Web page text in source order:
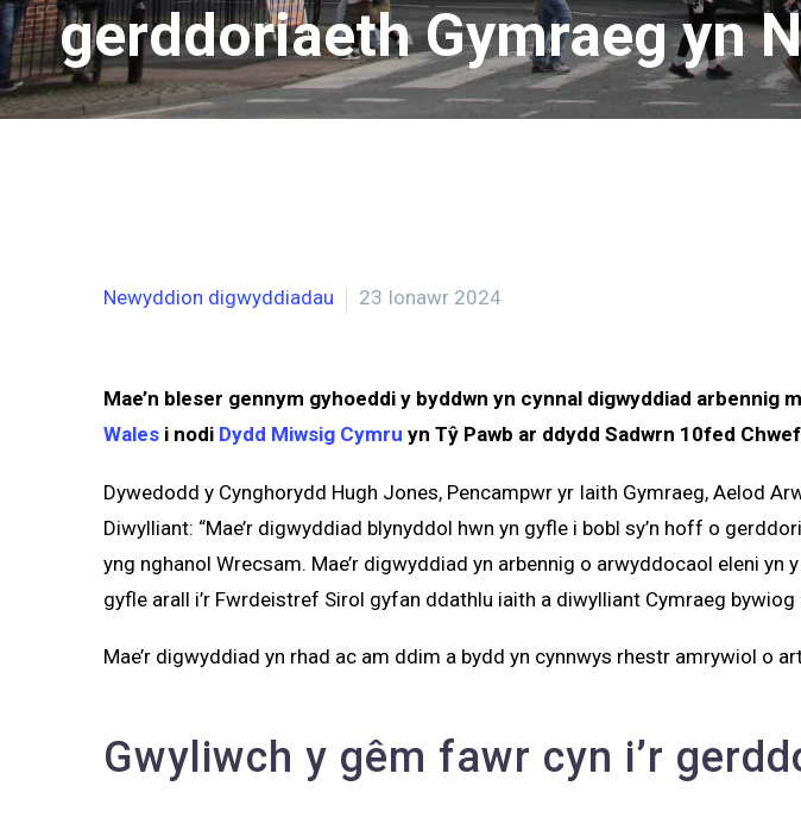
gerddoriaeth Gymraeg yn
Newyddion digwyddiadau 23 Ionawr 2024
Mae’n bleser gennym gyhoeddi y byddwn yn cynnal digwyddiad
Wales i nodi Dydd Miwsig Cymru yn Tŷ Pawb ar ddydd Sadwrn 10fed
Dywedodd y Cynghorydd Hugh Jones, Pencampwr yr Iaith Gymraeg, Aelod
Diwylliant: “Mae’r digwyddiad blynyddol hwn yn gyfle i bobl sy’n hoff o
yng nghanol Wrecsam. Mae’r digwyddiad yn arbennig o arwyddocaol eleni
gyfle arall i’r Fwrdeistref Sirol gyfan ddathlu iaith a diwylliant Cymraeg bywiog
Mae’r digwyddiad yn rhad ac am ddim a bydd yn cynnwys rhestr amrywiol o
Gwyliwch y gêm fawr cyn i’r